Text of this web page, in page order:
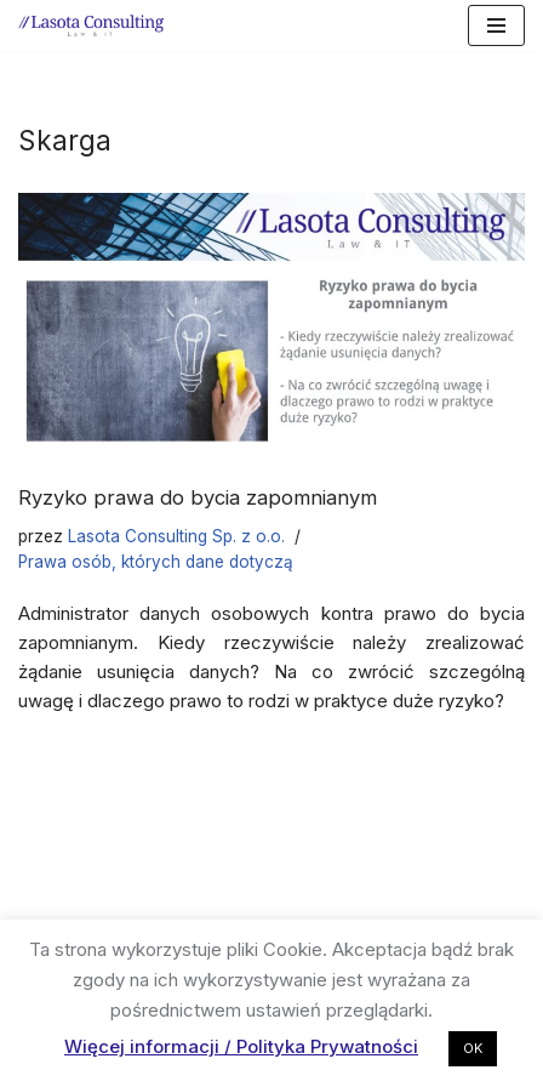
Skarga
Ryzyko prawa do bycia zapomnianym
przez Lasota Consulting Sp. z o.o.
Prawa osób, których dane dotyczą
Administrator danych osobowych kontra prawo do bycia
zapomnianym. Kiedy rzeczywiście należy zrealizować
żądanie usunięcia danych? Na co zwrócić szczególną
uwagę i dlaczego prawo to rodzi w praktyce duże ryzyko?
| Powered byWordPress
Ta strona wykorzystuje pliki Cookie. Akceptacja bądź brak
zgody na ich wykorzystywanie jest wyrażana za
pośrednictwem ustawień przeglądarki.
Więcej informacji / Polityka Prywatności
OK